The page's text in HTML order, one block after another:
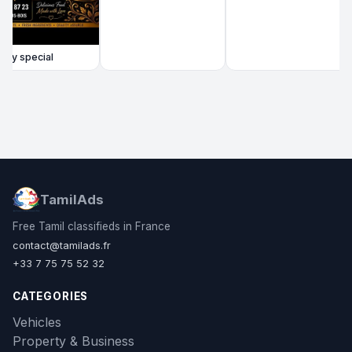
special
TamilAds
Free Tamil classifieds in France
contact@tamilads.fr
+33 7 75 75 52 32
CATEGORIES
Vehicles
Property & Business